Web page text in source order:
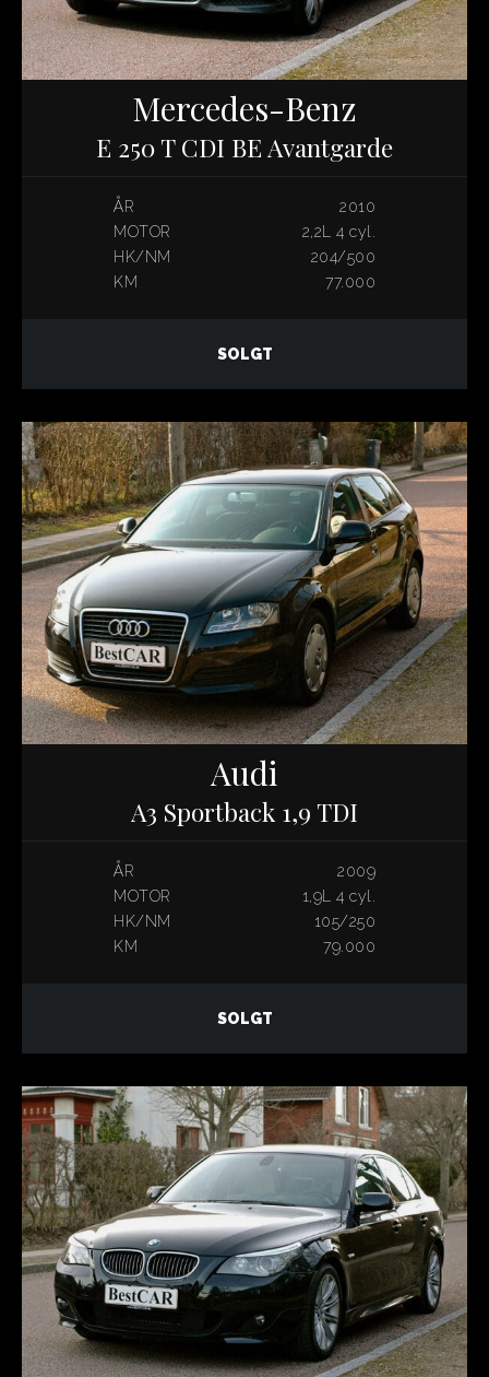
Mercedes-Benz
E 250 T CDI BE Avantgarde
ÅR
2010
MOTOR
2,2L 4 cyl.
HK/NM
204/500
KM
77.000
SOLGT
Audi
A3 Sportback 1,9 TDI
ÅR
2009
MOTOR
1,9L 4 cyl.
HK/NM
105/250
KM
79.000
SOLGT